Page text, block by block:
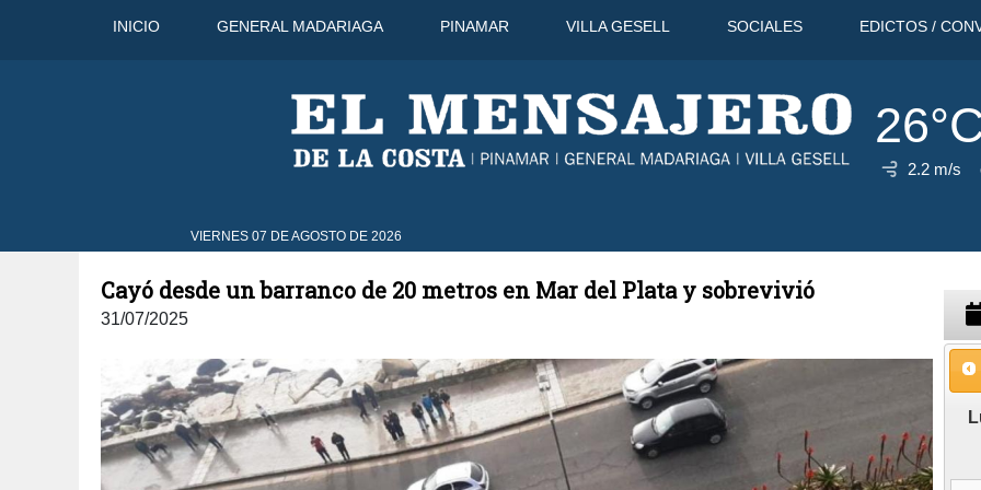
INICIO GENERAL MADARIAGA PINAMAR VILLA GESELL SOCIALES EDICTOS /
2.2 m/s
VIERNES 07 DE AGOSTO DE 2026
8 Ago 31°C
Cayó desde un barranco de 20 metros en Mar del Plata y sobrevivió
31/07/2025